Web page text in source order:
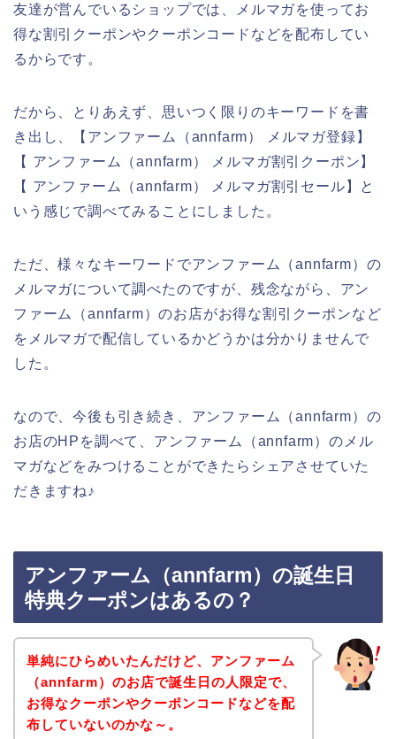
友達が営んでいるショップでは、メルマガを使ってお
得な割引クーポンやクーポンコードなどを配布してい
るからです。
だから、とりあえず、思いつく限りのキーワードを書
き出し、【アンファーム（annfarm） メルマガ登録】
【 アンファーム（annfarm） メルマガ割引クーポン】
【 アンファーム（annfarm） メルマガ割引セール】と
いう感じで調べてみることにしました。
ただ、様々なキーワードでアンファーム（annfarm）の
メルマガについて調べたのですが、残念ながら、アン
ファーム（annfarm）のお店がお得な割引クーポンなど
をメルマガで配信しているかどうかは分かりませんで
した。
なので、今後も引き続き、アンファーム（annfarm）の
お店のHPを調べて、アンファーム（annfarm）のメル
マガなどをみつけることができたらシェアさせていた
だきますね♪
アンファーム（annfarm）の誕生日
特典クーポンはあるの？
単純にひらめいたんだけど、アンファーム
（annfarm）のお店で誕生日の人限定で、
お得なクーポンやクーポンコードなどを配
布していないのかな～。